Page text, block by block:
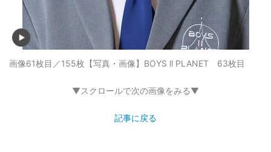
画像61枚目／155枚 【写真・画像】BOYS ll PLANET 63枚目
▼スクロールで次の画像をみる▼
記事に戻る